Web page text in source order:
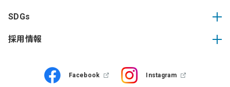
SDGs
採用情報
Facebook Instagram